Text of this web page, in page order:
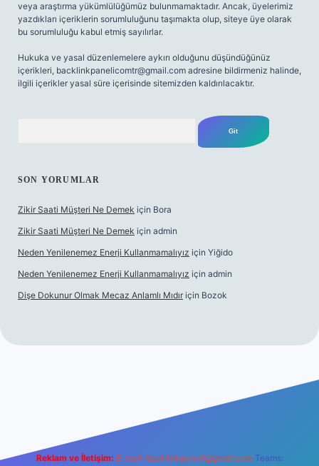
veya araştırma yükümlülüğümüz bulunmamaktadır. Ancak, üyelerimiz
yazdıkları içeriklerin sorumluluğunu taşımakta olup, siteye üye olarak
bu sorumluluğu kabul etmiş sayılırlar.
Hukuka ve yasal düzenlemelere aykırı olduğunu düşündüğünüz
içerikleri, backlinkpanelicomtr@gmail.com adresine bildirmeniz halinde,
ilgili içerikler yasal süre içerisinde sitemizden kaldırılacaktır.
SON YORUMLAR
Zikir Saati Müşteri Ne Demek için Bora
Zikir Saati Müşteri Ne Demek için admin
Neden Yenilenemez Enerji Kullanmamalıyız için Yiğido
Neden Yenilenemez Enerji Kullanmamalıyız için admin
Dişe Dokunur Olmak Mecaz Anlamlı Mıdır için Bozok
Reklam ve İletişim: E-mail: backlinkpaneli@gmail.com Teams: